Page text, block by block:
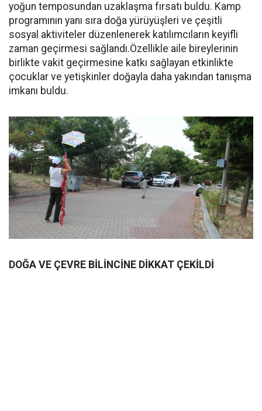
yoğun temposundan uzaklaşma fırsatı buldu. Kamp
programının yanı sıra doğa yürüyüşleri ve çeşitli
sosyal aktiviteler düzenlenerek katılımcıların keyifli
zaman geçirmesi sağlandı.Özellikle aile bireylerinin
birlikte vakit geçirmesine katkı sağlayan etkinlikte
çocuklar ve yetişkinler doğayla daha yakından tanışma
imkanı buldu.
DOĞA VE ÇEVRE BİLİNCİNE DİKKAT ÇEKİLDİ